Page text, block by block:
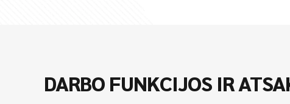
DARBO FUNKCIJOS IR